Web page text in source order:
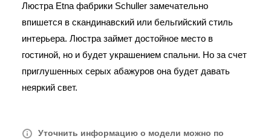
Люстра Etna фабрики Schuller замечательно
впишется в скандинавский или бельгийский стиль
интерьера. Люстра займет достойное место в
гостиной, но и будет украшением спальни. Но за счет
приглушенных серых абажуров она будет давать
неяркий свет.
Уточнить информацию о модели можно по